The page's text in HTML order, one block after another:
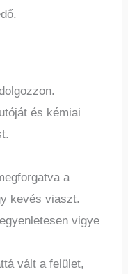
és kémiai
a
kevés viaszt.
vigye
vált a felület,